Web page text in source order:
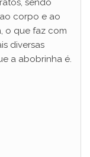
sendo
corpo e ao
o que faz com
diversas
a abobrinha é.